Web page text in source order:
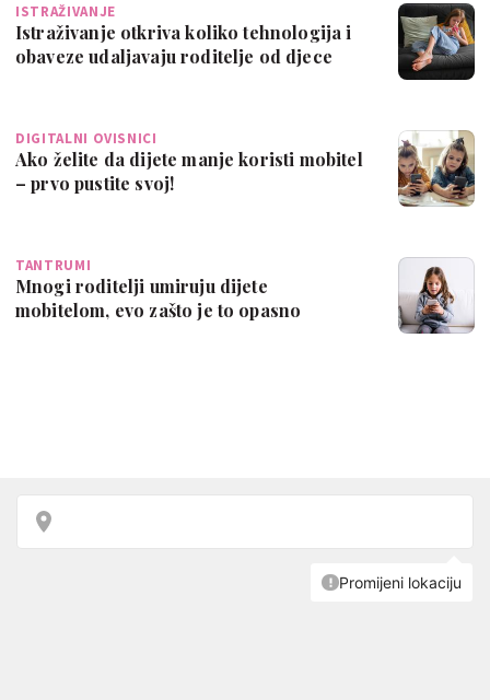
ISTRAŽIVANJE
Istraživanje otkriva koliko tehnologija i
obaveze udaljavaju roditelje od djece
DIGITALNI OVISNICI
Ako želite da dijete manje koristi mobitel
– prvo pustite svoj!
TANTRUMI
Mnogi roditelji umiruju dijete
mobitelom, evo zašto je to opasno